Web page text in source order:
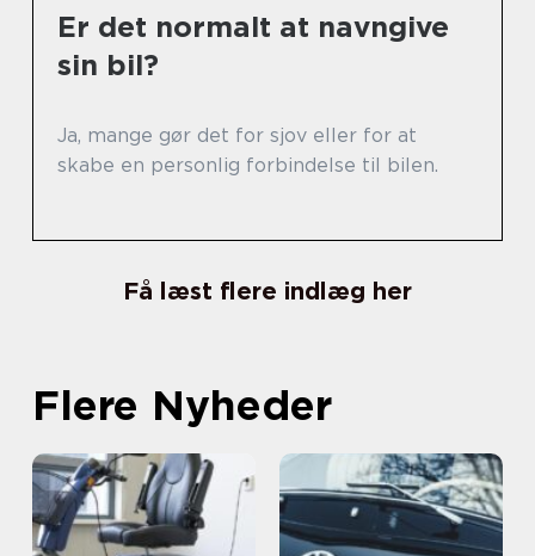
Er det normalt at navngive
sin bil?
Ja, mange gør det for sjov eller for at
skabe en personlig forbindelse til bilen.
Få læst flere indlæg her
Flere Nyheder